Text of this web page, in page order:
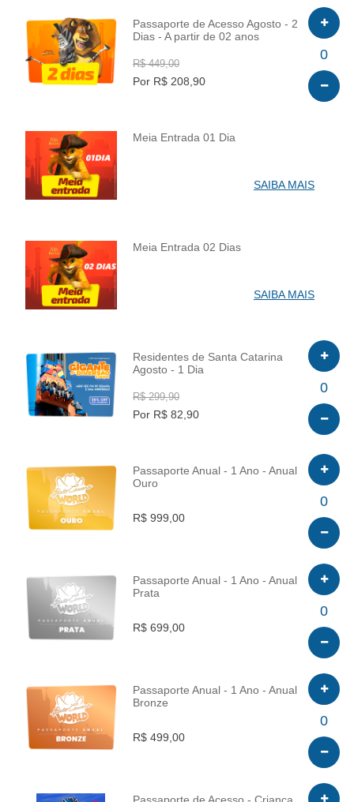
INFO
Passaporte de Acesso Agosto - 2
Dias - A partir de 02 anos
R$ 449,00
Por R$ 208,90
0
INFO
Meia Entrada 01 Dia
SAIBA MAIS
INFO
Meia Entrada 02 Dias
SAIBA MAIS
INFO
Residentes de Santa Catarina
Agosto - 1 Dia
R$ 299,90
Por R$ 82,90
0
INFO
Passaporte Anual - 1 Ano - Anual
Ouro
R$ 999,00
0
INFO
Passaporte Anual - 1 Ano - Anual
Prata
R$ 699,00
0
INFO
Passaporte Anual - 1 Ano - Anual
Bronze
R$ 499,00
0